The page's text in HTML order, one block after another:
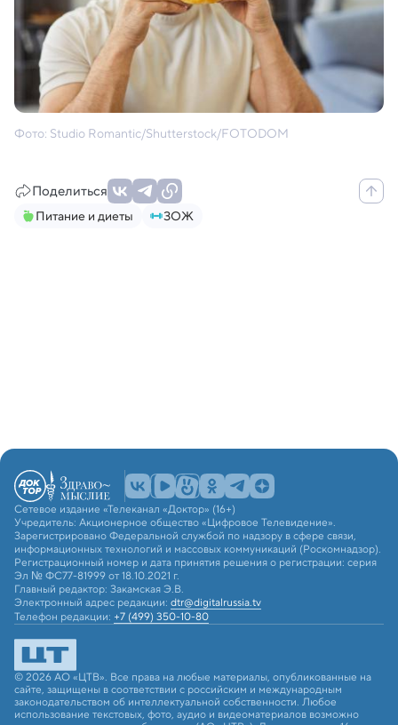
Фото: Studio Romantic/Shutterstock/FOTODOM
Поделиться
Питание и диеты ЗОЖ
Сетевое издание «Телеканал «Доктор» (16+)
Учредитель: Акционерное общество «Цифровое Телевидение».
Зарегистрировано Федеральной службой по надзору в сфере связи,
информационных технологий и массовых коммуникаций (Роскомнадзор).
Регистрационный номер и дата принятия решения о регистрации: серия
Эл № ФС77-81999 от 18.10.2021 г.
Главный редактор: Закамская Э.В.
Электронный адрес редакции: dtr@digitalrussia.tv
Телефон редакции: +7 (499) 350-10-80
© 2026 АО «ЦТВ». Все права на любые материалы, опубликованные на
сайте, защищены в соответствии с российским и международным
законодательством об интеллектуальной собственности. Любое
использование текстовых, фото, аудио и видеоматериалов возможно